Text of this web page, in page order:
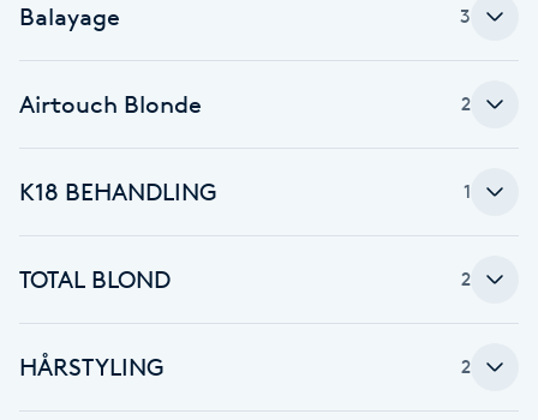
Diamantslipning
Extensions
Extensions borttagning
F
Balayage 3
Airtouch Blonde 2
K18 BEHANDLING 1
TOTAL BLOND 2
HÅRSTYLING 2